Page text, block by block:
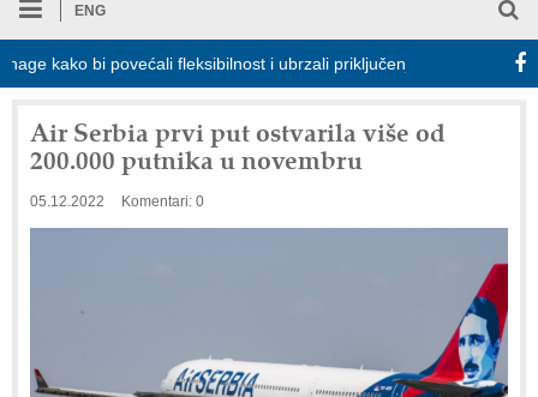
ENG
kako bi povećali fleksibilnost i ubrzali priključenje na
Air Serbia prvi put ostvarila više od
200.000 putnika u novembru
05.12.2022 Komentari: 0